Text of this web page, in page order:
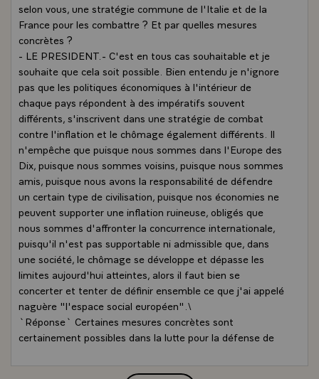
selon vous, une stratégie commune de l'Italie et de la
France pour les combattre ? Et par quelles mesures
concrètes ?
- LE PRESIDENT.- C'est en tous cas souhaitable et je
souhaite que cela soit possible. Bien entendu je n'ignore
pas que les politiques économiques à l'intérieur de
chaque pays répondent à des impératifs souvent
différents, s'inscrivent dans une stratégie de combat
contre l'inflation et le chômage également différents. Il
n'empêche que puisque nous sommes dans l'Europe des
Dix, puisque nous sommes voisins, puisque nous sommes
amis, puisque nous avons la responsabilité de défendre
un certain type de civilisation, puisque nos économies ne
peuvent supporter une inflation ruineuse, obligés que
nous sommes d'affronter la concurrence internationale,
puisqu'il n'est pas supportable ni admissible que, dans
une société, le chômage se développe et dépasse les
limites aujourd'hui atteintes, alors il faut bien se
concerter et tenter de définir ensemble ce que j'ai appelé
naguère "l'espace social européen".\
`Réponse` Certaines mesures concrètes sont
certainement possibles dans la lutte pour la défense de